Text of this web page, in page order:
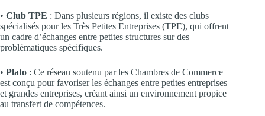
• Club TPE : Dans plusieurs régions, il existe des clubs
spécialisés pour les Très Petites Entreprises (TPE), qui offrent
un cadre d’échanges entre petites structures sur des
problématiques spécifiques.
• Plato : Ce réseau soutenu par les Chambres de Commerce
est conçu pour favoriser les échanges entre petites entreprises
et grandes entreprises, créant ainsi un environnement propice
au transfert de compétences.